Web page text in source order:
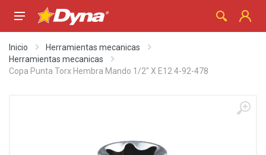
Inicio
Herramientas mecanicas
Herramientas mecanicas
Copa Punta Torx Hembra Mando 1/2" X E12 4-92-478